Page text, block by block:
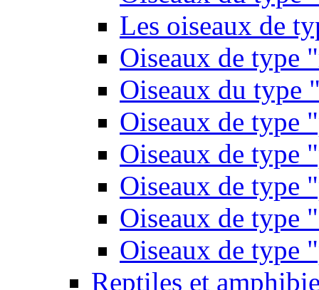
Les oiseaux de
Oiseaux de type
Oiseaux du type
Oiseaux de type
Oiseaux de type
Oiseaux de type
Oiseaux de type
Oiseaux de type
Reptiles et